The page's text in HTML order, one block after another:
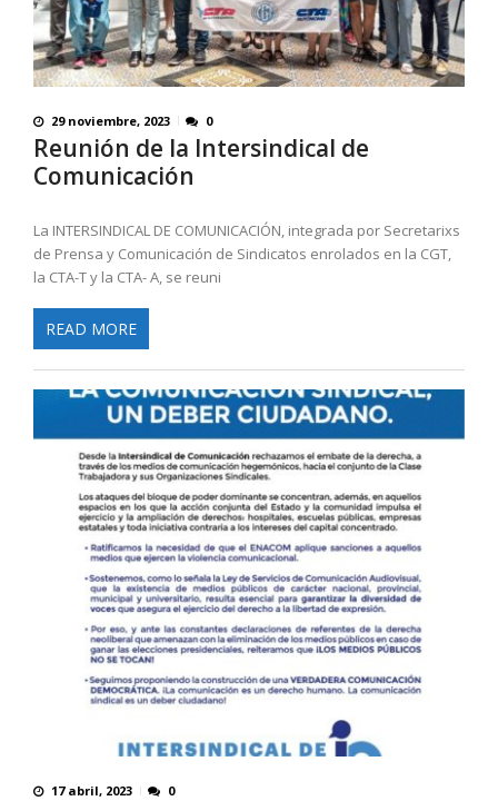
29 noviembre, 2023 0
Reunión de la Intersindical de
Comunicación
La INTERSINDICAL DE COMUNICACIÓN, integrada por Secretarixs
de Prensa y Comunicación de Sindicatos enrolados en la CGT,
la CTA-T y la CTA- A, se reuni
READ MORE
17 abril, 2023 0